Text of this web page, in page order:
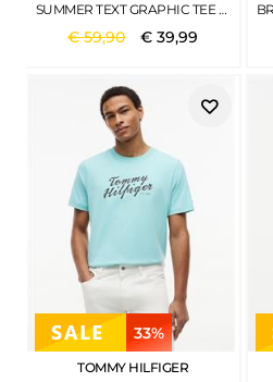
SUMMER TEXT GRAPHIC TEE MUSLIN
€59,90 €39,99
33%
TOMMY HILFIGER